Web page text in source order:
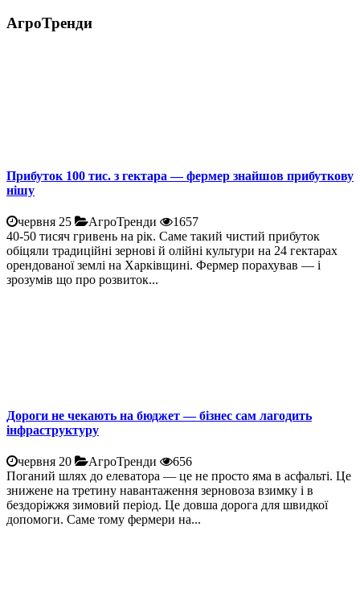
АгроТренди
Прибуток 100 тис. з гектара — фермер знайшов прибуткову
нішу
червня 25 АгроТренди
1657
40-50 тисяч гривень на рік. Саме такий чистий прибуток
обіцяли традиційні зернові й олійні культури на 24 гектарах
орендованої землі на Харківщині. Фермер порахував — і
зрозумів що про розвиток...
Дороги не чекають на бюджет — бізнес сам лагодить
інфраструктуру
червня 20 АгроТренди
656
Поганий шлях до елеватора — це не просто яма в асфальті. Це
знижене на третину навантаження зерновоза взимку і в
бездоріжжя зимовий період. Це довша дорога для швидкої
допомоги. Саме тому фермери на...